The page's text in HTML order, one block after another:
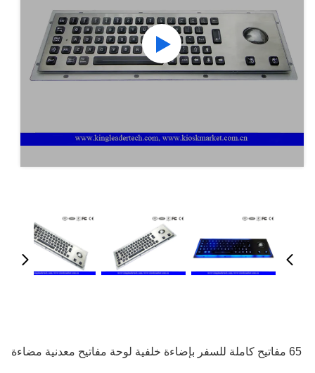
65 مفاتيح كاملة للسفر بإضاءة خلفية لوحة مفاتيح معدنية مضاءة